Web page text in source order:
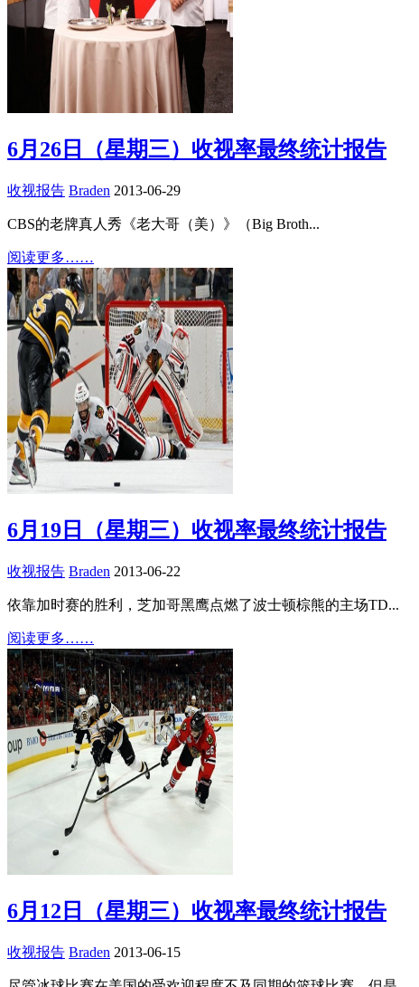
6月26日（星期三）收视率最终统计报告
收视报告 Braden 2013-06-29
CBS的老牌真人秀《老大哥（美）》（Big Broth...
阅读更多……
6月19日（星期三）收视率最终统计报告
收视报告 Braden 2013-06-22
依靠加时赛的胜利，芝加哥黑鹰点燃了波士顿棕熊的主场TD...
阅读更多……
6月12日（星期三）收视率最终统计报告
收视报告 Braden 2013-06-15